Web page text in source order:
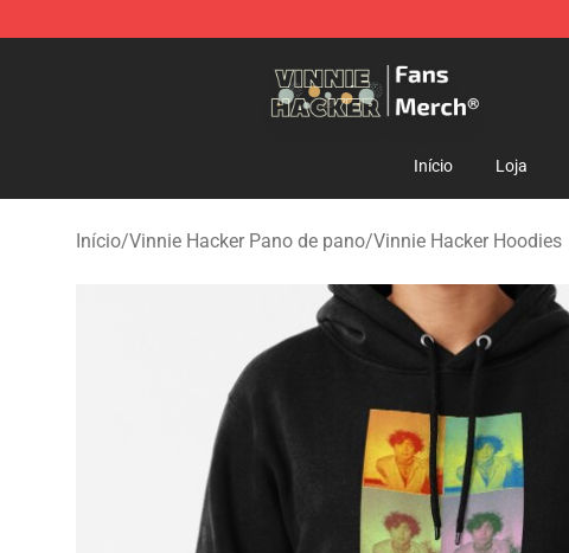
Início Loja
Início/Vinnie Hacker Pano de pano/Vinnie Hacker Hoodies